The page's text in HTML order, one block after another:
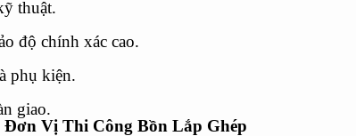
thuật.
độ chính xác cao.
phụ kiện.
giao.
Vị Thi Công Bồn Lắp Ghép